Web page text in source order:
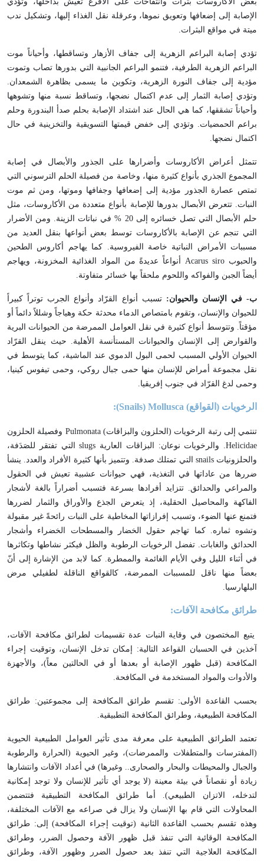
الإصابة إلى إضعافها وتعويق نموها، وعرقلة نقل الغذاء إليها، وتشكيل ندب
ميتة في مواقع البثرات.
تؤدي إصابة البراعم الزهرية إلى جفاف الأزهار وتساقطها، وأحياناً موت
البراعم الزهرية الطرفية، فتنمو البراعم الجانبية التي بدورها تصاب وتموت
مؤدية إلى جفاف النورة الزهرية، وتكوين ما يسمى بظاهرة الشمعدان.
وتؤدي إصابة الثمار إلى عدم اكتمال نضجها، وتساقط نسبة منها وتشوهها
وأحياناً تشققها، كما هي الحال عند اشتداد الإصابة بحلم صدأ البندورة وحلم
براعم الحمضيات. وتؤدي إلى خفض قيمتها التسويقية والتخزينية في حال
اكتمال نضجها.
تتمثل أعراض الأكاروسات وأضرارها على الجذور والأبصال في إصابة
المجموع الجذري بأنواع كثيرة منها، وخاصة من فصيلة الحلم الترسوني التي
تمتص عصارة الجذور مؤدية إلى إضعافها وجفافها وموتها، ومن ثم موت
النبات. تتعرض الأبصال بدورها للإصابة بأنواع متعددة من الأكاروسات، مثل
حلم الأبصال التي تصل خسائره إلى 20 % في نباتات الزينة. ومن الأضرار
التي تنجم عن الإصابة بالأكاروسات توسط بعض أنواعها بنقل العديد من
مسببات الأمراض النباتية خاصة الفيروسية. كما يهاجم أكاروس الطحين
والحبوب Acarus siroأنواعاً عديدةً من المواد الغذائية المخزونة، ويهاجم
أيضاً الجبن والفواكه واللحوم ملحقاً بها خسائر متفاوتة.
ب- في الإنسان والحيوان:تسبب أنواع القرّاد وأنواع الجرب توتراً كبيراً
للحيوان والإنسان، وتقوم بامتصاص الدماء محدثة حكة وهياجاً وشللاً دائماً أو
مؤقتاً. وتتوسط أنواع كثيرة في نقل العوامل الممرضة من الحيوانات البرية
والقوارض إلى الإنسان والحيوانات المستأنسة الأهلية. حيث ينقل القرّاد
الحيوان الأولي المسبب لحمى البول الدموي عند الماشية، كما يتوسط في
نقل مجموعة أمراض للإنسان منها حمى جبال روكي، وحمى تيفوس كينيا،
وحمى لدغ القرّاد في جنوب إفريقيا.
الرخويات (القواقع) (Snails) Mollusca
:
تنتمي إلى رتبة الرخويات (الحلزون والبزاقات)Pulmonata وفصيلة الحلزون
Helicidae. والرخويات نوعان: البزاقات العارية slugsالتي تفتقر للصَدَفة،
والحلزونياتsnails التي تمتلك صدفة. وتتميز بأنها كثيرة الأفراد والعدد. ينشأ
ضررها من عاداتها في التغذية، فهي حيوانات عشبية تعيش في الحقول
والمراعي والحدائق. تتزايد أفرادها بسرعة فتسبب أضراراً بالغة لأشجار
الفاكهة والمحاصيل الحقلية، إذ يتعرض الجذع والأوراق والثمار لضررها
فتمنع عنها الضوء، وتسبب إفرازاتها المخاطية على النبات رائحةً غير مقبولة
وتشوه ثماره. كما تهاجم حقول الخضار والمسطحات الخضراء وأشجار
الحدائق والغابات. تفضل الرخويات الرطوبة والظل فيكثر نشاطها وتكاثرها
في أثناء الليل وفي الأيام الغائمة والممطرة. كما لابد من الإشارة إلى أنّ
بعضاً منها ناقل للمسببات الممرضة، كالقواقع الناقلة لطفيلي مرض
البلهارسيا.
طرائق مكافحة الآفات:
يتبع المختصون في وقاية النبات عدة تقسيمات لطرائق مكافحة الآفات،
آخذين في الحسبان القواعد التالية: إمكان تدخل الإنسان، وتوقيت إجراء
المكافحة (قبل ظهور الإصابة أو بعدها أو في الحالتين معاً)، والأجهزة
والأدوات والمواد المستخدمة في المكافحة.
بحسب القاعدة الأولى: تقسم طرائق المكافحة إلى مجموعتين: طرائق
المكافحة الطبيعية، وطرائق المكافحة التطبيقية.
تعتمد الطرائق الطبيعية على معرفة مدى تأثير العوامل الطبيعية الحيوية
(المفترسات والمتطفلات والممرضات)، وغير الحيوية (الحرارة والرطوبة
والجبال والمحيطات والبحار والصحارى.. وغيرها) في أعداد الآفات وانتشارها
زيادة أو نقصاناً في بيئة معينة (لا يوجد أي تأثير للإنسان ولا توجد إمكانية
لتدخله، الاتزان الطبيعي). أما طرائق المكافحة التطبيقية فتتضمن
المحاولات التي قام بها الإنسان ولا يزال في صراعه مع الآفات المختلفة،
وهذه تقسم بحسب القاعدة الثانية (توقيت إجراء المكافحة) إلى: طرائق
المكافحة الوقائية التي تنفذ قبل ظهور الآفة وحصول الضرر، وطرائق
المكافحة العلاجية التي تنفذ بعد حصول الضرر وظهور الآفة، وطرائق